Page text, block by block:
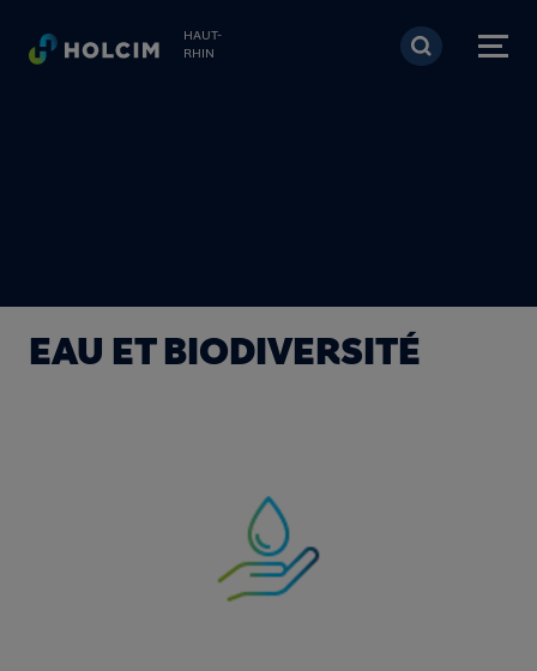
Aller au contenu
HAUT-
RHIN
EAU ET BIODIVERSITÉ
Image